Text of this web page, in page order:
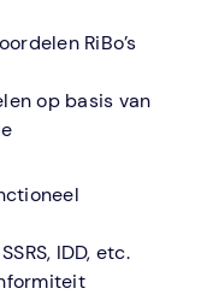
RiBo’s
op basis van
IDD, etc.